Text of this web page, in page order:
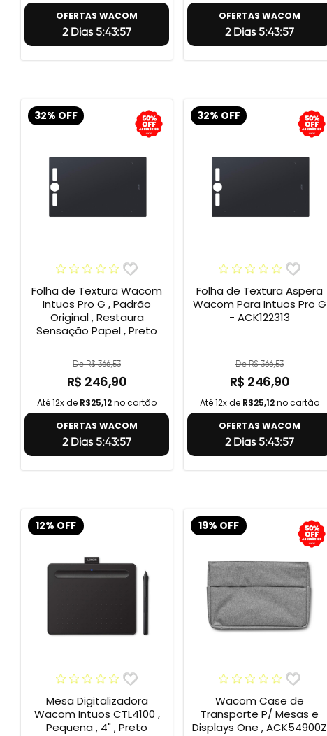
OFERTAS WACOM
2 Dias 5:43:56
OFERTAS WACOM
2 Dias 5:43:56
32% OFF
Folha de Textura Wacom
Intuos Pro G , Padrão
Original , Restaura
Sensação Papel , Preto
De R$ 366,53
R$ 246,90
Até 12x de R$25,12no cartão
OFERTAS WACOM
2 Dias 5:43:56
32% OFF
Folha de Textura Aspera
Wacom Para Intuos Pro G
- ACK122313
De R$ 366,53
R$ 246,90
Até 12x de R$25,12no cartão
OFERTAS WACOM
2 Dias 5:43:56
12% OFF
Mesa Digitalizadora
Wacom Intuos CTL4100 ,
Pequena , 4" , Preto
19% OFF
Wacom Case de
Transporte P/ Mesas e
Displays One , ACK54900Z